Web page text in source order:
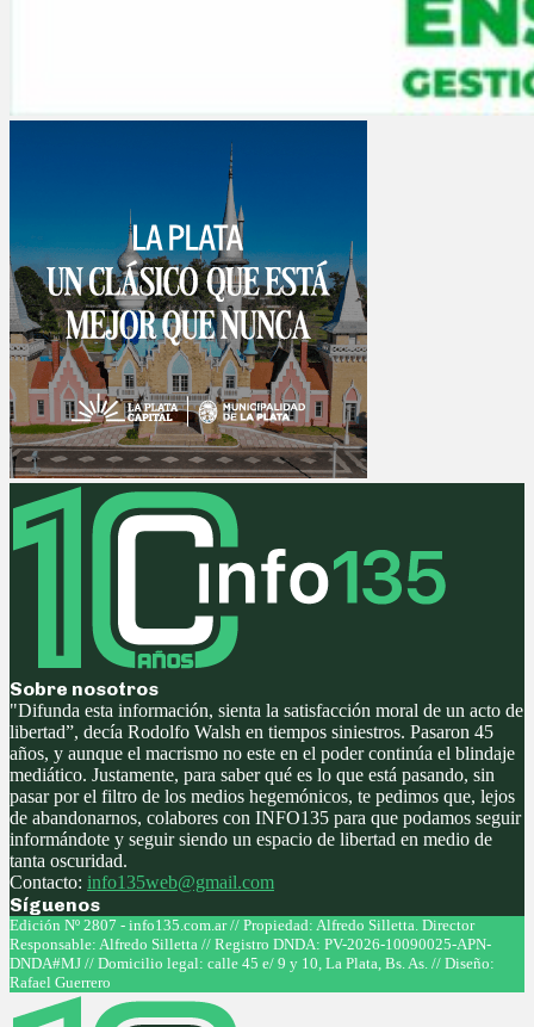
Sobre nosotros
"Difunda esta información, sienta la satisfacción moral de un acto de
libertad”, decía Rodolfo Walsh en tiempos siniestros. Pasaron 45
años, y aunque el macrismo no este en el poder continúa el blindaje
mediático. Justamente, para saber qué es lo que está pasando, sin
pasar por el filtro de los medios hegemónicos, te pedimos que, lejos
de abandonarnos, colabores con INFO135 para que podamos seguir
informándote y seguir siendo un espacio de libertad en medio de
tanta oscuridad.
Contacto: info135web@gmail.com
Síguenos
Facebook
Twitter
Instagram
Youtube
Edición Nº 2807 - info135.com.ar // Propiedad: Alfredo Silletta. Director
Responsable: Alfredo Silletta // Registro DNDA: PV-2026-10090025-APN-
DNDA#MJ // Domicilio legal: calle 45 e/ 9 y 10, La Plata, Bs. As. // Diseño:
Rafael Guerrero